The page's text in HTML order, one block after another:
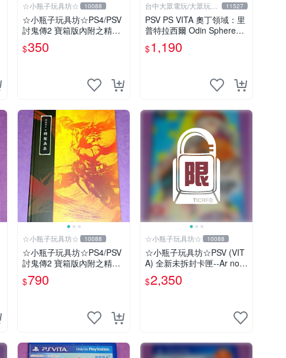
☆小瓶子玩具坊☆ 10088
☆小瓶子玩具坊☆PS4/PSV
討鬼傳2 寶箱版內附之精品-
-原聲音樂CD (無遊戲卡匣
唷)
$350
台中大眾電玩/大眾玩具
店
11527
PSV PS VITA 奧丁領域：里
普特拉西爾 Odin Sphere
(中文版)**(二手商品)【台中
大眾電玩】
$1,190
☆小瓶子玩具坊☆ 10088
☆小瓶子玩具坊☆PS4/PSV
討鬼傳2 寶箱版內附之精品-
-特製畫集 (無遊戲卡匣唷)
$790
☆小瓶子玩具坊☆ 10088
☆小瓶子玩具坊☆PSV (VIT
A) 全新未拆封卡匣--Ar nos
urge PLUS 獻給誕生之星的
祈禱詩 限定版
$2,350